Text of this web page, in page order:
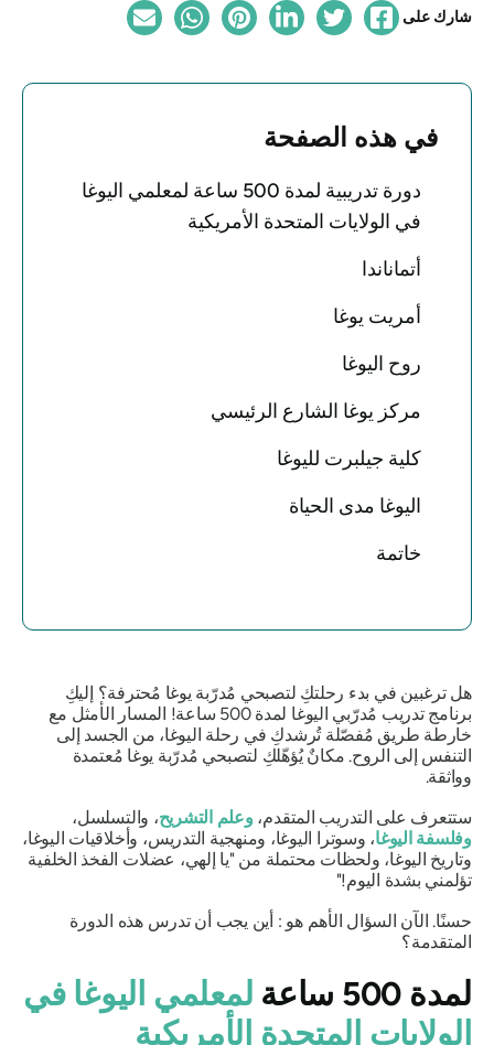
شارك على
في هذه الصفحة
دورة تدريبية لمدة 500 ساعة لمعلمي اليوغا
في الولايات المتحدة الأمريكية
أتماناندا
أمريت يوغا
روح اليوغا
مركز يوغا الشارع الرئيسي
كلية جيلبرت لليوغا
اليوغا مدى الحياة
خاتمة
هل ترغبين في بدء رحلتكِ لتصبحي مُدرّبة يوغا مُحترفة؟ إليكِ
برنامج تدريب مُدرّبي اليوغا لمدة 500 ساعة! المسار الأمثل مع
خارطة طريق مُفصّلة تُرشدكِ في رحلة اليوغا، من الجسد إلى
التنفس إلى الروح. مكانٌ يُؤهّلكِ لتصبحي مُدرّبة يوغا مُعتمدة
وواثقة.
ستتعرف على التدريب المتقدم،وعلم التشريح، والتسلسل،
وفلسفة اليوغا، وسوترا اليوغا، ومنهجية التدريس، وأخلاقيات اليوغا،
وتاريخ اليوغا، ولحظات محتملة من "يا إلهي، عضلات الفخذ الخلفية
تؤلمني بشدة اليوم!"
حسنًا. الآن السؤال الأهم هو: أين يجب أن تدرس هذه الدورة
المتقدمة؟
لمدة 500 ساعة
لمعلمي اليوغا في
الولايات المتحدة الأمريكية